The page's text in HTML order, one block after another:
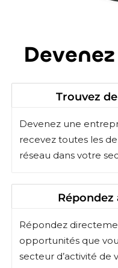
Trouvez
Devenez une
recevez toutes les
réseau dans votre
Répondez
opportunités que
secteur d’activité de